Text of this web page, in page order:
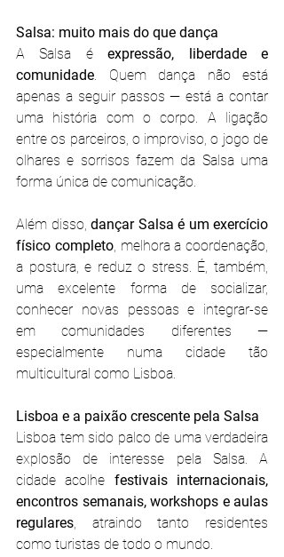
Salsa: muito mais do que dança
A Salsa é expressão, liberdade e
comunidade. Quem dança não está
apenas a seguir passos — está a contar
uma história com o corpo. A ligação
entre os parceiros, o improviso, o jogo de
olhares e sorrisos fazem da Salsa uma
forma única de comunicação.
Além disso, dançar Salsa é um exercício
físico completo, melhora a coordenação,
a postura, e reduz o stress. É, também,
uma excelente forma de socializar,
conhecer novas pessoas e integrar-se
em comunidades diferentes —
especialmente numa cidade tão
multicultural como Lisboa.
Lisboa e a paixão crescente pela Salsa
Lisboa tem sido palco de uma verdadeira
explosão de interesse pela Salsa. A
cidade acolhe festivais internacionais,
encontros semanais, workshops e aulas
regulares, atraindo tanto residentes
como turistas de todo o mundo.